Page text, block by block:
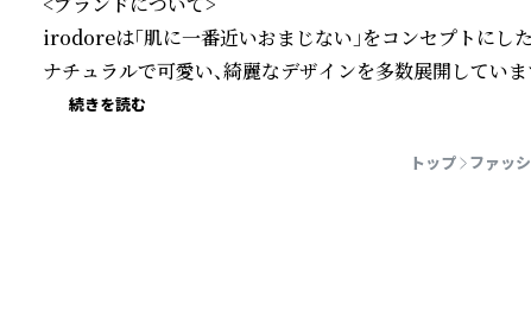
irodoreは「肌に一番近いおまじない」をコンセプトにし
ナチュラルで可愛い、綺麗なデザインを多数展開していま
続きを読む
トップ ファッ